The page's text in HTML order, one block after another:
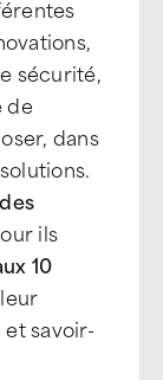
sécurité,
de
dans
ils
10
savoir-